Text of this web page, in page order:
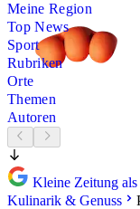
Meine Region
Top News
Sport
Rubriken
Orte
Themen
Autoren
Kleine Zeitung
Kulinarik & Genuss